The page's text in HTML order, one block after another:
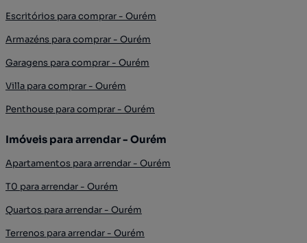
Escritórios para comprar - Ourém
Armazéns para comprar - Ourém
Garagens para comprar - Ourém
Villa para comprar - Ourém
Penthouse para comprar - Ourém
Imóveis para arrendar - Ourém
Apartamentos para arrendar - Ourém
T0 para arrendar - Ourém
Quartos para arrendar - Ourém
Terrenos para arrendar - Ourém